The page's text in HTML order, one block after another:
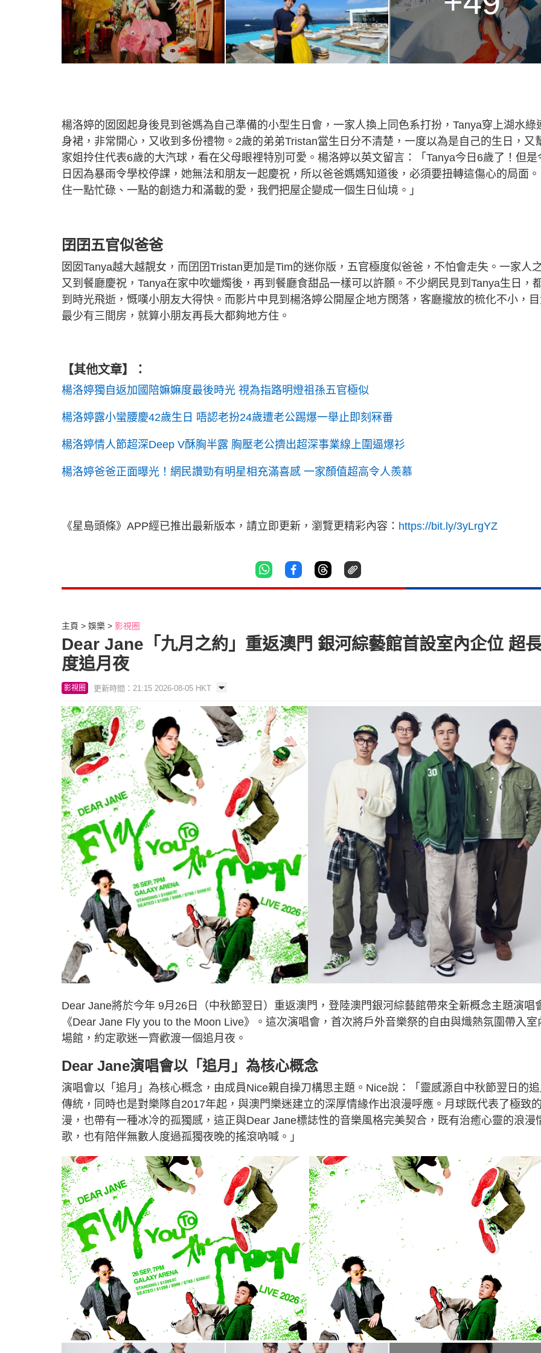
楊洛婷的囡囡起身後見到爸媽為自己準備的小型生日會，一家人換上同色系打扮，Tanya穿上湖水綠
身裙，非常開心，又收到多份禮物。2歲的弟弟Tristan當生日分不清楚，一度以為是自己的生日，又
家姐拎住代表6歲的大汽球，看在父母眼裡特別可愛。楊洛婷以英文留言：「Tanya今日6歲了！但是
日因為暴雨令學校停課，她無法和朋友一起慶祝，所以爸爸媽媽知道後，必須要扭轉這傷心的局面
住一點忙碌、一點的創造力和滿載的愛，我們把屋企變成一個生日仙境。」
囝囝五官似爸爸
囡囡Tanya越大越靚女，而囝囝Tristan更加是Tim的迷你版，五官極度似爸爸，不怕會走失。一家人
又到餐廳慶祝，Tanya在家中吹蠟燭後，再到餐廳食甜品一樣可以許願。不少網民見到Tanya生日，
到時光飛逝，慨嘆小朋友大得快。而影片中見到楊洛婷公開屋企地方闊落，客廳攏放的梳化不小，
最少有三間房，就算小朋友再長大都夠地方住。
【其他文章】：
楊洛婷獨自返加國陪嫲嫲度最後時光 視為指路明燈祖孫五官極似
楊洛婷露小蠻腰慶42歲生日 唔認老扮24歲遭老公踢爆一舉止即刻冧番
楊洛婷情人節超深Deep V酥胸半露 胸壓老公擠出超深事業線上圍逼爆衫
楊洛婷爸爸正面曝光！網民讚勁有明星相充滿喜感 一家顏值超高令人羨慕
《星島頭條》APP經已推出最新版本，請立即更新，瀏覽更精彩內容： https://bit.ly/3yLrgYZ
主頁 娛樂 影視圈
Dear Jane「九月之約」重返澳門 銀河綜藝館首設室內企位 超
度追月夜
影視圈 更新時間：21:15 2026-08-05 HKT
Dear Jane將於今年 9月26日（中秋節翌日）重返澳門，登陸澳門銀河綜藝館帶來全新概念主題演唱
《Dear Jane Fly you to the Moon Live》。這次演唱會，首次將戶外音樂祭的自由與熾熱氛圍帶入室
場館，約定歌迷一齊歡渡一個追月夜。
Dear Jane演唱會以「追月」為核心概念
演唱會以「追月」為核心概念，由成員Nice親自操刀構思主題。Nice說：「靈感源自中秋節翌日的
傳統，同時也是對樂隊自2017年起，與澳門樂迷建立的深厚情緣作出浪漫呼應。月球既代表了極致
漫，也帶有一種冰冷的孤獨感，這正與Dear Jane標誌性的音樂風格完美契合，既有治癒心靈的浪漫
歌，也有陪伴無數人度過孤獨夜晚的搖滾吶喊。」